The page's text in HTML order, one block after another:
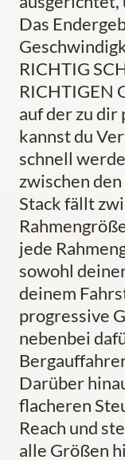
Das
RICHTIG
RICHTIGEN
auf der zu dir
kannst du
schnell
zwischen
Stack fällt
jede
sowohl
deinem
progressive
nebenbei
Darüber
flacheren
Reach und
alle Größen